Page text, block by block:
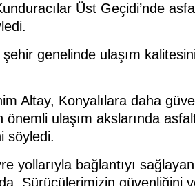
Üst Geçidi’nde
genelinde ulaşım
Altay, Konyalılara daha
ulaşım akslarında
söyledi.
yollarıyla bağlantıyı
Sürücülerimizin güvenliğini